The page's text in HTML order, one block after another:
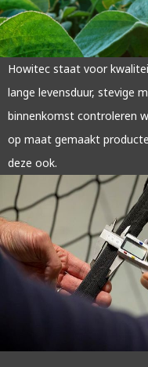
Howitec staat voor
lange levensduur, stevige
binnenkomst controleren
op maat gemaakt
deze ook.